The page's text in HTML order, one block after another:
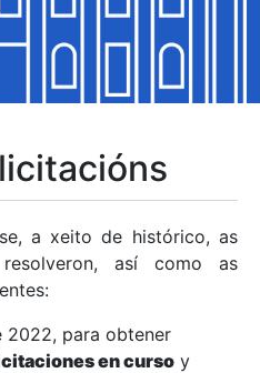
a xeito de histórico, as
así como as
para obtener
en curso y